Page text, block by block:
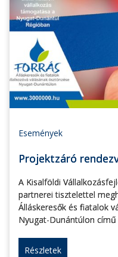
Események
Projektzáró
A Kisalföldi
partnerei tisztelettel
Álláskeresők és fiatalok
Nyugat-Dunántúlon
Részletek